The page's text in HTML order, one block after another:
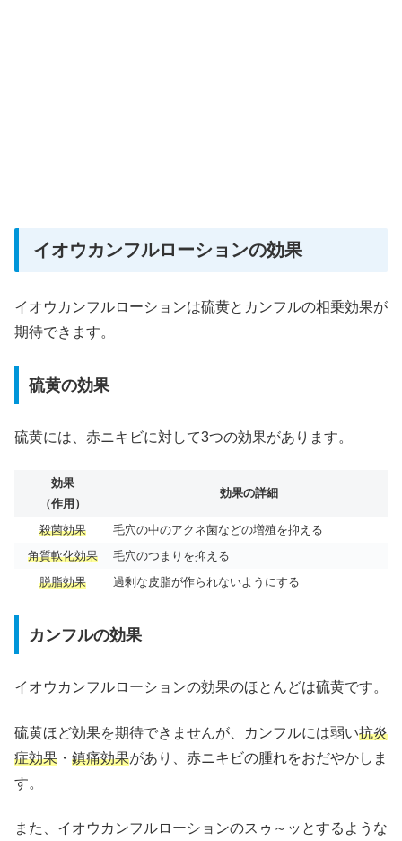
イオウカンフルローションの効果
イオウカンフルローションは硫黄とカンフルの相乗効果が
期待できます。
硫黄の効果
硫黄には、赤ニキビに対して3つの効果があります。
効果
（作用）
効果の詳細
殺菌効果
毛穴の中のアクネ菌などの増殖を抑える
角質軟化効果
毛穴のつまりを抑える
脱脂効果
過剰な皮脂が作られないようにする
カンフルの効果
イオウカンフルローションの効果のほとんどは硫黄です。
硫黄ほど効果を期待できませんが、カンフルには弱い抗炎
症効果 ・ 鎮痛効果があり、赤ニキビの腫れをおだやかしま
す。
また、イオウカンフルローションのスゥ～ッとするような